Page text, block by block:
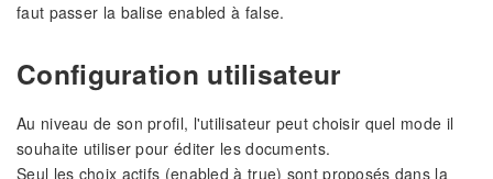
faut passer la balise enabled à false.
Configuration utilisateur
Au niveau de son profil, l'utilisateur peut choisir quel mode il
souhaite utiliser pour éditer les documents.
Seul les choix actifs (enabled à true) sont proposés dans la